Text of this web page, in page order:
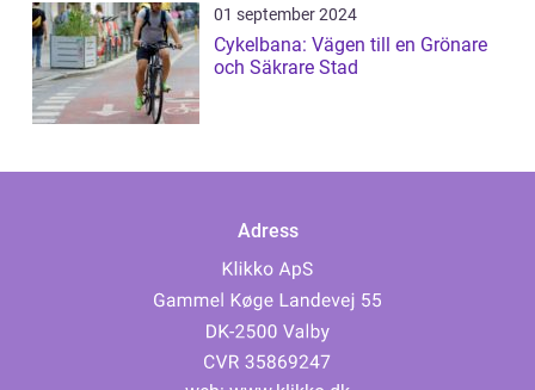
01 september 2024
Cykelbana: Vägen till en Grönare
och Säkrare Stad
Adress